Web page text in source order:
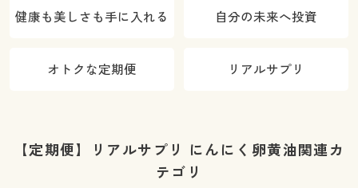
健康も美しさも手に入れる 自分の未来へ投資
オトクな定期便 リアルサプリ
【定期便】リアルサプリ にんにく卵黄油関連カ
テゴリ